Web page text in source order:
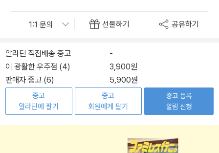
선물하기 공유하기
알라딘 직접배송 중고
-
이 광활한 우주점 (4)
3,900원
판매자 중고 (6)
5,900원
중고
알라딘에 팔기
중고
회원에게 팔기
중고 등록
알림 신청